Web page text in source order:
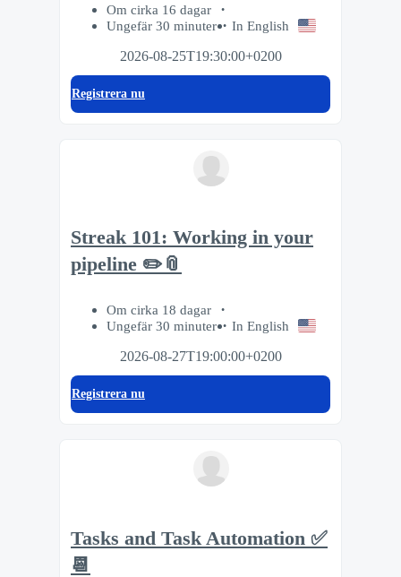
Om cirka 16 dagar
Ungefär 30 minuter
In English
2026-08-25T19:30:00+0200
Registrera nu
Streak 101: Working in your
pipeline ✏️📎
Om cirka 18 dagar
Ungefär 30 minuter
In English
2026-08-27T19:00:00+0200
Registrera nu
Tasks and Task Automation ✅
📆